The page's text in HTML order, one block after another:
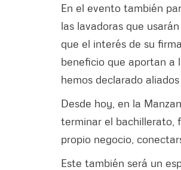
En el evento también
las lavadoras que
que el interés de su
beneficio que aportan a
hemos declarado
Desde hoy, en la
terminar el bachillerato,
propio negocio,
Este también será un